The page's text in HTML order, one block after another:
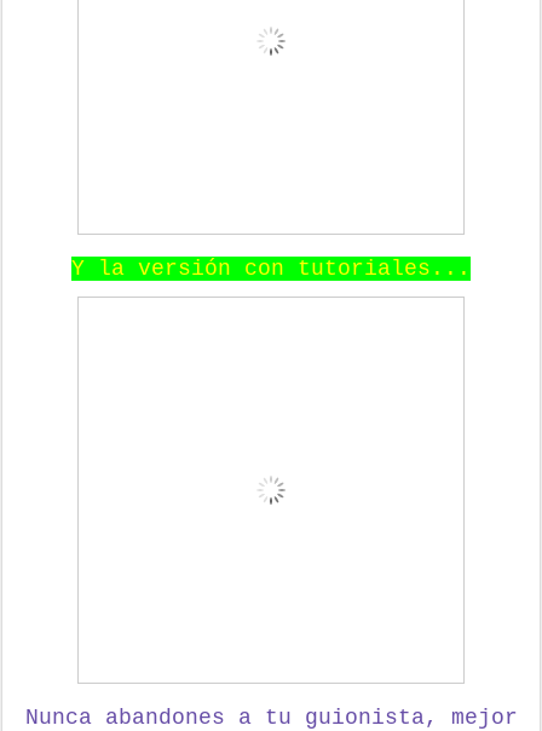
Y la versión con tutoriales...
Nunca abandones a tu guionista, mejor